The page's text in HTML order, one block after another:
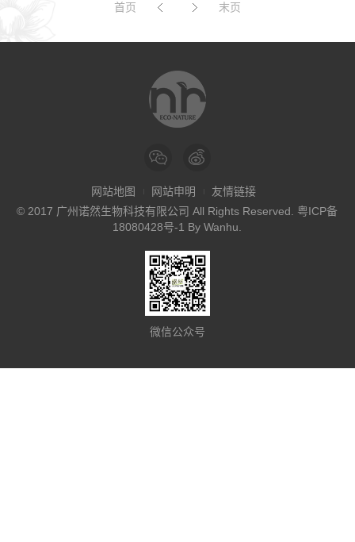
首页 末页
网站地图 网站申明
友情链接
© 2017 广州诺然生物科技有限公司 All Rights Reserved. 粤ICP备
18080428号-1 ByWanhu
微信公众号